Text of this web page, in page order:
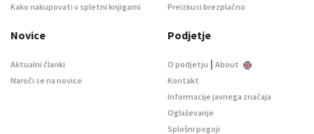
Kako nakupovati v spletni knjigarni
Preizkusi brezplačno
Novice
Aktualni članki
Naroči se na novice
Podjetje
O podjetju | About
Kontakt
Informacije javnega značaja
Oglaševanje
Splošni pogoji